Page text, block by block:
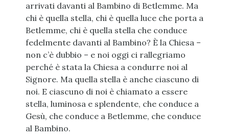
arrivati davanti al Bambino di Betlemme. Ma
chi è quella stella, chi è quella luce che porta a
Betlemme, chi è quella stella che conduce
fedelmente davanti al Bambino? È la Chiesa –
non c’è dubbio – e noi oggi ci rallegriamo
perché è stata la Chiesa a condurre noi al
Signore. Ma quella stella è anche ciascuno di
noi. E ciascuno di noi è chiamato a essere
stella, luminosa e splendente, che conduce a
Gesù, che conduce a Betlemme, che conduce
al Bambino.